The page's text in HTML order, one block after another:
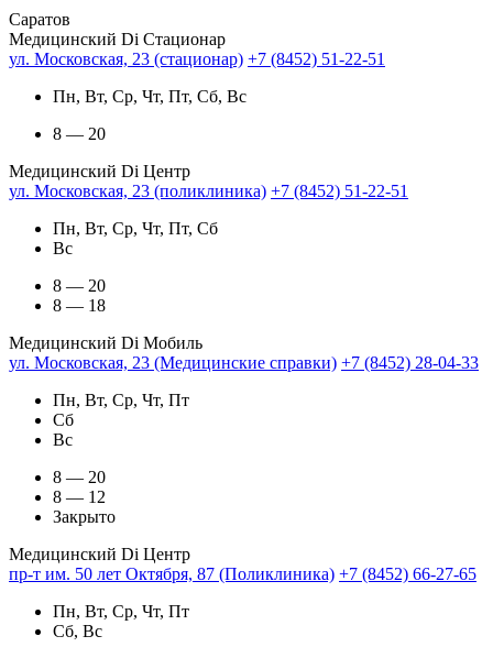
Саратов
Медицинский Di Стационар
ул. Московская, 23 (стационар) +7 (8452) 51-22-51
Пн, Вт, Ср, Чт, Пт, Сб, Вс
8 — 20
Медицинский Di Центр
ул. Московская, 23 (поликлиника) +7 (8452) 51-22-51
Пн, Вт, Ср, Чт, Пт, Сб
Вс
8 — 20
8 — 18
Медицинский Di Мобиль
ул. Московская, 23 (Медицинские справки) +7 (8452) 28-04-33
Пн, Вт, Ср, Чт, Пт
Сб
Вс
8 — 20
8 — 12
Закрыто
Медицинский Di Центр
пр-т им. 50 лет Октября, 87 (Поликлиника) +7 (8452) 66-27-65
Пн, Вт, Ср, Чт, Пт
Сб, Вс